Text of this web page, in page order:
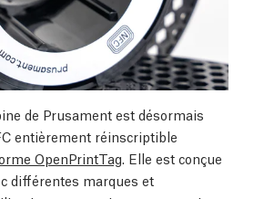
de Prusament est désormais
entièrement réinscriptible
OpenPrintTag . Elle est conçue
différentes marques et